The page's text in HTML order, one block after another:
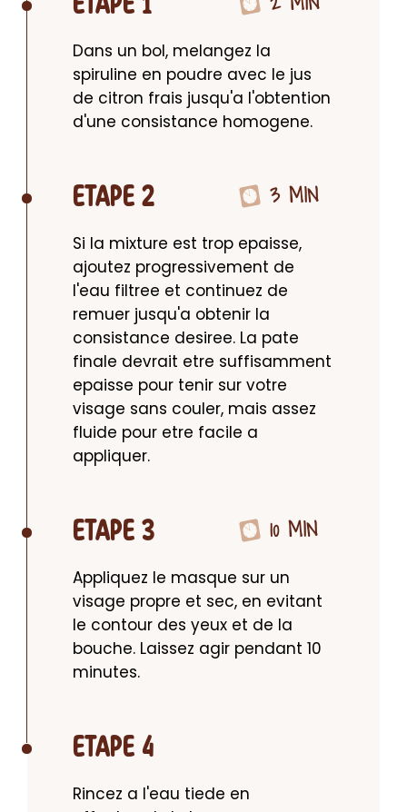
ETAPE 1
Dans un bol, melangez la
spiruline en poudre avec le jus
de citron frais jusqu'a l'obtention
d'une consistance homogene.
ETAPE 2 3 MIN
Si la mixture est trop epaisse,
ajoutez progressivement de
l'eau filtree et continuez de
remuer jusqu'a obtenir la
consistance desiree. La pate
finale devrait etre suffisamment
epaisse pour tenir sur votre
visage sans couler, mais assez
fluide pour etre facile a
appliquer.
ETAPE 3 10 MIN
Appliquez le masque sur un
visage propre et sec, en evitant
le contour des yeux et de la
bouche. Laissez agir pendant 10
minutes.
ETAPE 4
Rincez a l'eau tiede en